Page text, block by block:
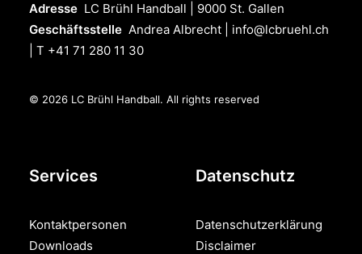
Adresse LC Brühl Handball | 9000 St. Gallen
Geschäftsstelle Andrea Albrecht | info@lcbruehl.ch
| T +41 71 280 11 30
© 2026 LC Brühl Handball. All rights reserved
Services
Kontaktpersonen
Downloads
Datenschutz
Datenschutzerklärung
Disclaimer